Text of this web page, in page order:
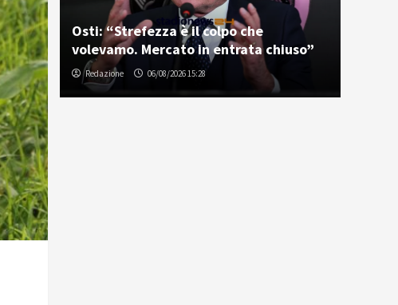
Osti: “Strefezza è il colpo che
volevamo. Mercato in entrata chiuso”
Redazione 06/08/2026 15:28